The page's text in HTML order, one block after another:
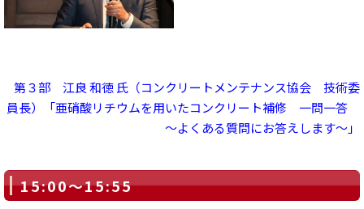
第３部 江良 和徳 氏（コンクリートメンテナンス協会 技術委
員長）「亜硝酸リチウムを用いたコンクリート補修 一問一答
～よくある質問にお答えします～」
15:00～15:55